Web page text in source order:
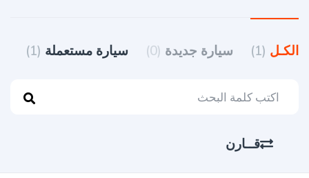
الكـل (1) سيارة جديدة (0) سيارة مستعملة (1)
قــارن